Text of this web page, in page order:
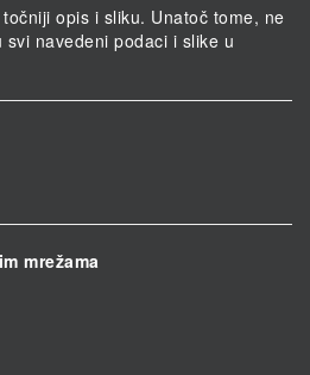
opis i sliku. Unatoč tome, ne
navedeni podaci i slike u
mrežama